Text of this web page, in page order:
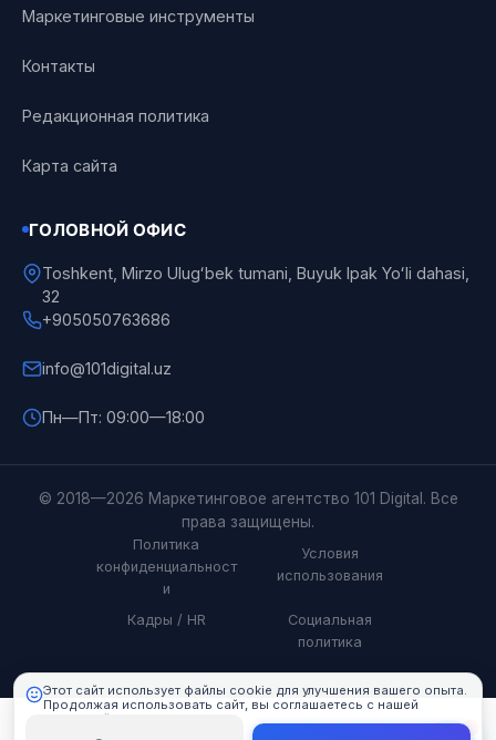
Маркетинговые инструменты
Контакты
Редакционная политика
Карта сайта
ГОЛОВНОЙ ОФИС
Toshkent, Mirzo Ulugʻbek tumani, Buyuk Ipak Yoʻli dahasi,
32
+905050763686
info@101digital.uz
Пн—Пт: 09:00—18:00
© 2018—2026 Маркетинговое агентство 101 Digital. Все
права защищены.
Политика
конфиденциальност
и
Условия
использования
Кадры / HR
Социальная
политика
Этот сайт использует файлы cookie для улучшения вашего опыта.
Продолжая использовать сайт, вы соглашаетесь с нашей
политикой cookie.
101 Digital